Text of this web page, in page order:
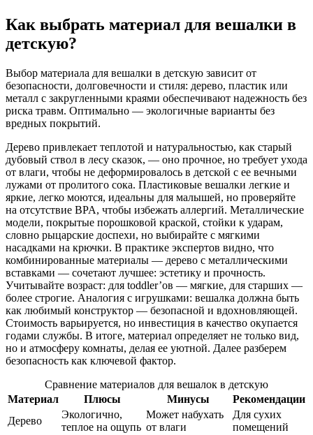
Как выбрать материал для вешалки в
детскую?
Выбор материала для вешалки в детскую зависит от
безопасности, долговечности и стиля: дерево, пластик или
металл с закругленными краями обеспечивают надежность без
риска травм. Оптимально — экологичные варианты без
вредных покрытий.
Дерево привлекает теплотой и натуральностью, как старый
дубовый ствол в лесу сказок, — оно прочное, но требует ухода
от влаги, чтобы не деформировалось в детской с ее вечными
лужами от пролитого сока. Пластиковые вешалки легкие и
яркие, легко моются, идеальны для малышей, но проверяйте
на отсутствие BPA, чтобы избежать аллергий. Металлические
модели, покрытые порошковой краской, стойки к ударам,
словно рыцарские доспехи, но выбирайте с мягкими
насадками на крючки. В практике экспертов видно, что
комбинированные материалы — дерево с металлическими
вставками — сочетают лучшее: эстетику и прочность.
Учитывайте возраст: для toddler’ов — мягкие, для старших —
более строгие. Аналогия с игрушками: вешалка должна быть
как любимый конструктор — безопасной и вдохновляющей.
Стоимость варьируется, но инвестиция в качество окупается
годами службы. В итоге, материал определяет не только вид,
но и атмосферу комнаты, делая ее уютной. Далее разберем
безопасность как ключевой фактор.
Сравнение материалов для вешалок в детскую
Материал
Плюсы Минусы
Рекомендации
Дерево
Экологично,
теплое на ощупь
Может набухать
от влаги
Для сухих
помещений